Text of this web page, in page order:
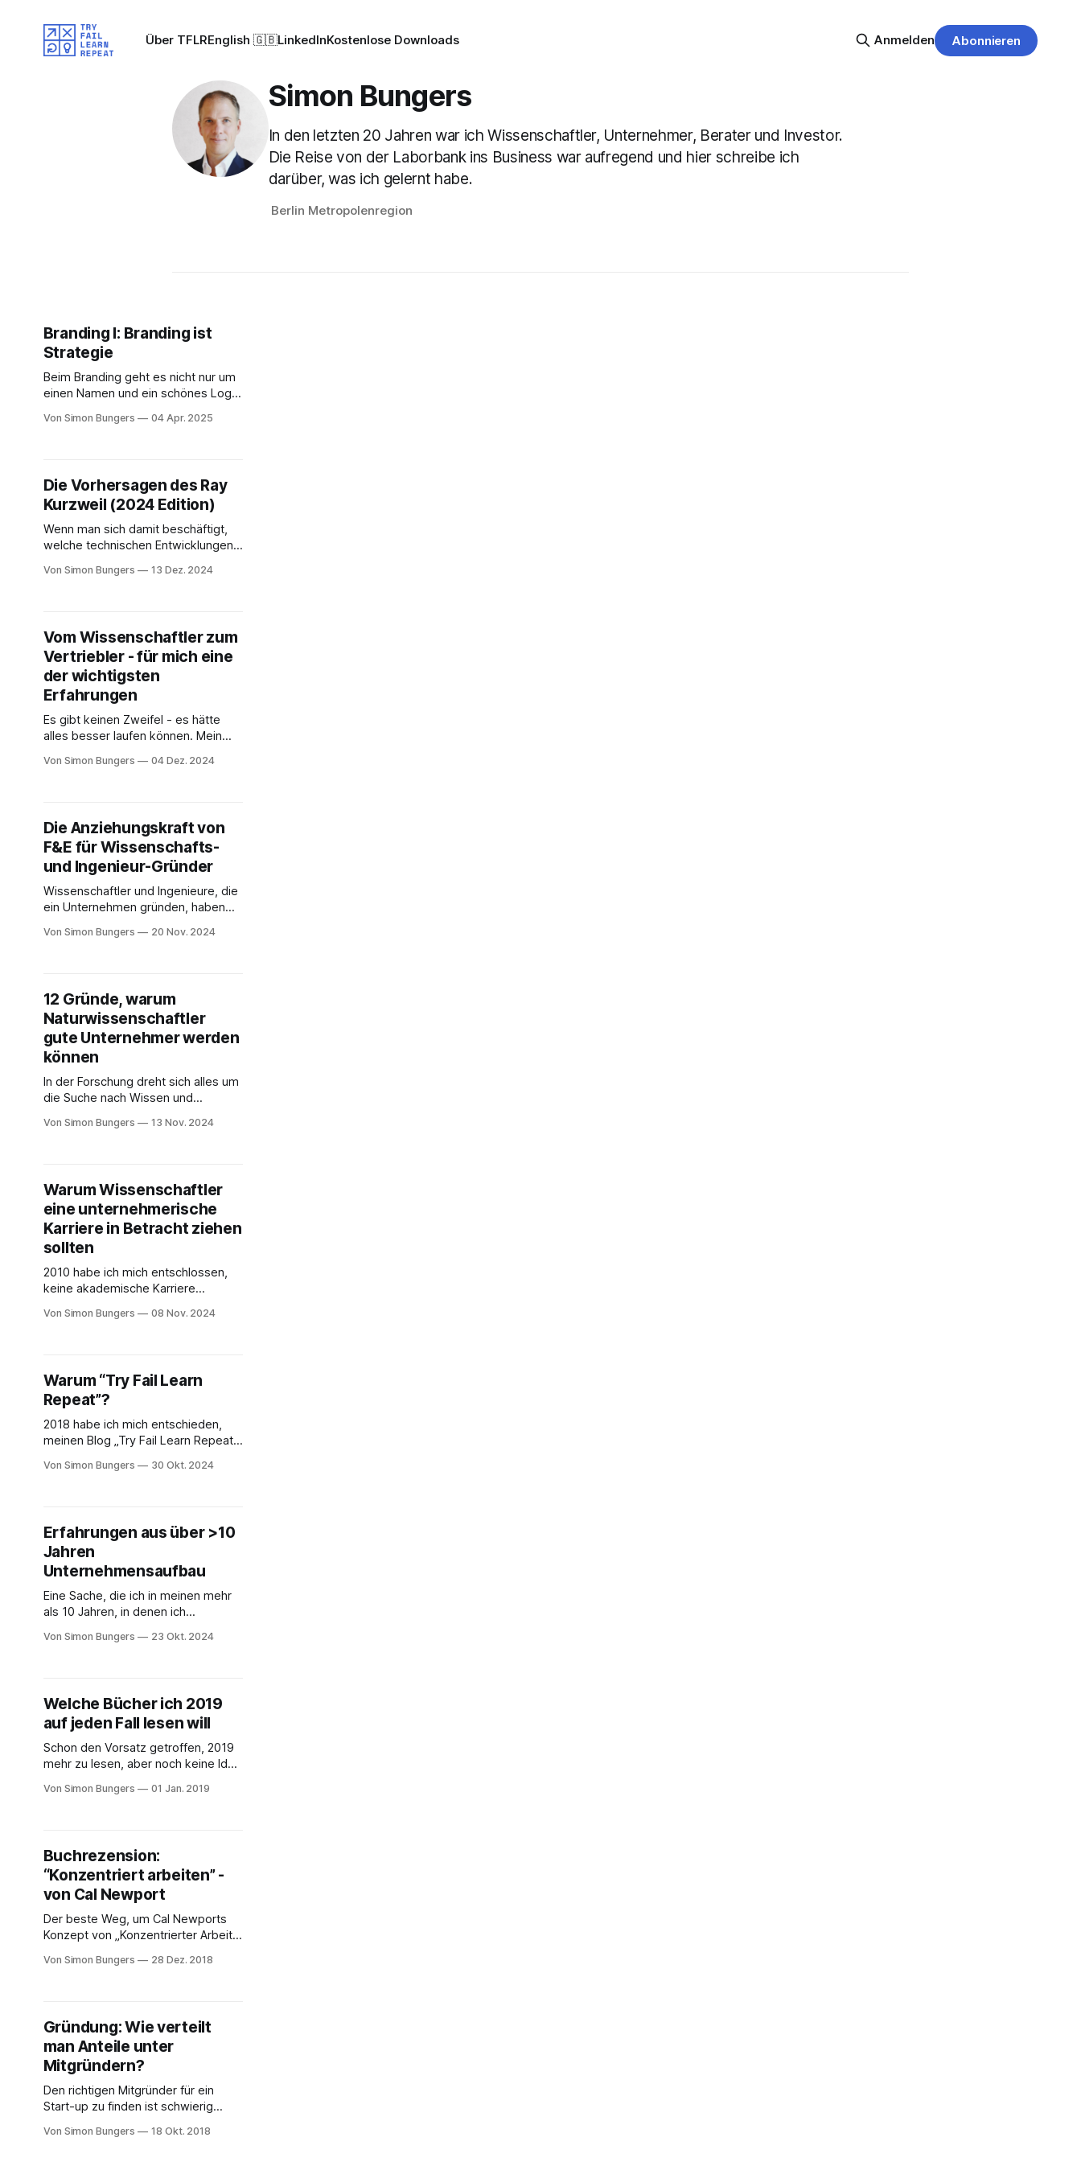
Über TFLREnglish 🇬🇧LinkedInKostenlose Downloads Anmelden Abonnieren
Simon Bungers
In den letzten 20 Jahren war ich Wissenschaftler, Unternehmer, Berater und Investor.
Die Reise von der Laborbank ins Business war aufregend und hier schreibe ich
darüber, was ich gelernt habe.
Berlin Metropolenregion
Branding I: Branding ist
Strategie
Beim Branding geht es nicht nur um
einen Namen und ein schönes Logo
Viele Gründer glauben, dass es
Schriftarten auszuwählen. Aber
echtes Branding geht tiefer - es ist
ein strategischer
Von Simon Bungers 04 Apr. 2025
Die Vorhersagen des Ray
Kurzweil (2024 Edition)
Wenn man sich damit beschäftigt,
welche technischen Entwicklungen
Jahren sehen werden und was
sein könnte, kommt man an Ray
Kurzweil und seinen Büchern nicht
vorbei. In seinem neuesten Buch
Von Simon Bungers 13 Dez. 2024
Vom Wissenschaftler zum
Vertriebler - für mich eine
der wichtigsten
Erfahrungen
Es gibt keinen Zweifel - es hätte
alles besser laufen können. Mein
einem leeren Büro, die Arbeitsplätze
und gestern haben wir 7 von 9
Mitarbeitern kündigen müssen.
Von Simon Bungers 04 Dez. 2024
Die Anziehungskraft von
F&E für Wissenschafts-
und Ingenieur-Gründer
Wissenschaftler und Ingenieure, die
ein Unternehmen gründen, haben
ihr Produkt, die Technologie und die
zu einer Herausforderung werden,
wenn Gründer mit einem
Forschungs- oder
Ingenieurhintergrund (F&E-Gründer)
Von Simon Bungers 20 Nov. 2024
12 Gründe, warum
Naturwissenschaftler
gute Unternehmer werden
können
In der Forschung dreht sich alles um
die Suche nach Wissen und
den Naturwissenschaften glauben,
gründen. Doch das stimmt meiner
Ansicht nach nicht:
Naturwissenschaftler bringen von
Haus aus eine Vielzahl von
Von Simon Bungers 13 Nov. 2024
Warum Wissenschaftler
eine unternehmerische
Karriere in Betracht ziehen
sollten
2010 habe ich mich entschlossen,
keine akademische Karriere
zu werden. Und ich hoffe, dass noch
ziehen. Dieser Blog-Beitrag ist
jedoch nicht als bloße Aufforderung
zum Handeln für angehende
Science-Gründer gedacht. Vielmehr
soll er
Von Simon Bungers 08 Nov. 2024
Warum “Try Fail Learn
Repeat”?
2018 habe ich mich entschieden,
meinen Blog „Try Fail Learn Repeat“
Verwendung von Begriffen wie
Szene beschränkt und fanden nur
langsam Einzug in die restliche
Unternehmenswelt. Sie entsprachen
Von Simon Bungers 30 Okt. 2024
Erfahrungen aus über >10
Jahren
Unternehmensaufbau
Eine Sache, die ich in meinen mehr
als 10 Jahren, in denen ich
vermisst habe, ist genug Zeit zu
Erfahrungen zu kondensieren und zu
strukturieren. 2019 und 2020 gab es
Von Simon Bungers 23 Okt. 2024
Welche Bücher ich 2019
auf jeden Fall lesen will
Schon den Vorsatz getroffen, 2019
mehr zu lesen, aber noch keine Idee
Sachbüchern für 2019. Vielleicht ist
als nächstes lesen will. Aber
insbesondere für Sachbücher finde
ich das schwierig. Da gibt
Von Simon Bungers 01 Jan. 2019
Buchrezension:
“Konzentriert arbeiten” -
von Cal Newport
Der beste Weg, um Cal Newports
Konzept von „Konzentrierter Arbeit“
Arbeit“ zu verstehen. Seichte Arbeit
Websites klickt, der ganze Tag mit
Meetings verplant ist man auf jede
Von Simon Bungers 28 Dez. 2018
Gründung: Wie verteilt
man Anteile unter
Mitgründern?
Den richtigen Mitgründer für ein
Start-up zu finden ist schwierig
Partnerschaft hängt essentiell davon
Von Simon Bungers 18 Okt. 2018